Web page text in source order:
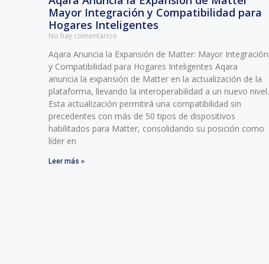
Mayor Integración y Compatibilidad para
Hogares Inteligentes
No hay comentarios
Aqara Anuncia la Expansión de Matter: Mayor Integración
y Compatibilidad para Hogares Inteligentes Aqara
anuncia la expansión de Matter en la actualización de la
plataforma, llevando la interoperabilidad a un nuevo nivel.
Esta actualización permitirá una compatibilidad sin
precedentes con más de 50 tipos de dispositivos
habilitados para Matter, consolidando su posición como
líder en
Leer más »